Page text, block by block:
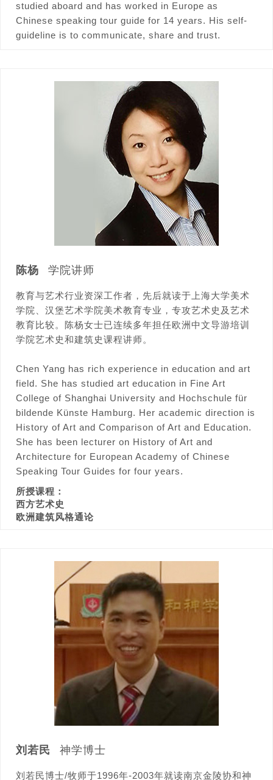
studied aboard and has worked in Europe as
Chinese speaking tour guide for 14 years. His self-
guideline is to communicate, share and trust.
陈杨 学院讲师
教育与艺术行业资深工作者，先后就读于上海大学美术
学院、汉堡艺术学院美术教育专业，专攻艺术史及艺术
教育比较。陈杨女士已连续多年担任欧洲中文导游培训
学院艺术史和建筑史课程讲师。
Chen Yang has rich experience in education and art
field. She has studied art education in Fine Art
College of Shanghai University and Hochschule für
bildende Künste Hamburg. Her academic direction is
History of Art and Comparison of Art and Education.
She has been lecturer on History of Art and
Architecture for European Academy of Chinese
Speaking Tour Guides for four years.
所授课程：
西方艺术史
欧洲建筑风格通论
刘若民 神学博士
刘若民博士/牧师于1996年-2003年就读南京金陵协和神